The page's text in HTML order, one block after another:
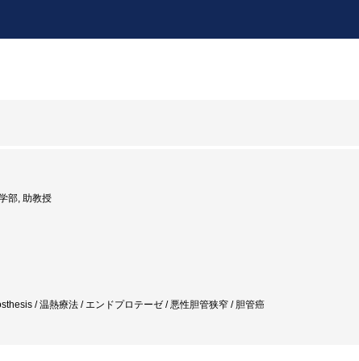
部, 助教授
/ 温熱療法 / エンドプロテーゼ / 悪性胆管狭窄 / 胆管癌